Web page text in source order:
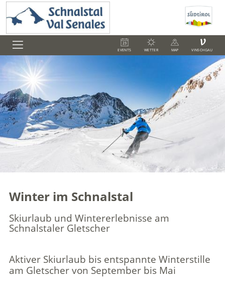
EVENTS WETTER MAP
V
VINSCHGAU
Winter im Schnalstal
Skiurlaub und Wintererlebnisse am
Schnalstaler Gletscher
Aktiver Skiurlaub bis entspannte Winterstille
am Gletscher von September bis Mai